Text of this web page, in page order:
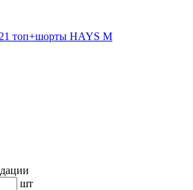
топ+шорты HAYS M
шт